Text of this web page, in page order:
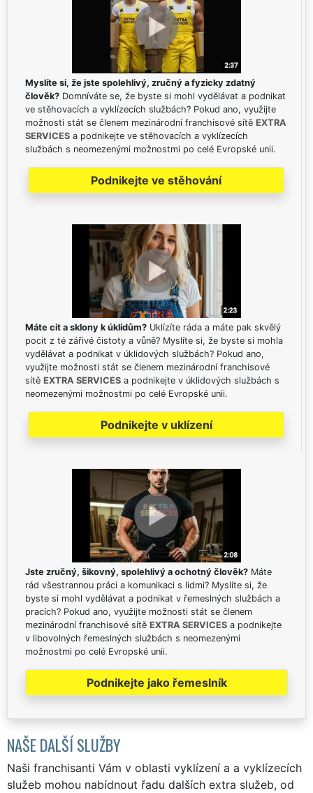
Myslíte si, že jste spolehlivý, zručný a fyzicky zdatný
člověk? Domníváte se, že byste si mohl vydělávat a podnikat
ve stěhovacích a vyklízecích službách? Pokud ano, využijte
možnosti stát se členem mezinárodní franchisové sítě EXTRA
SERVICES a podnikejte ve stěhovacích a vyklízecích
službách s neomezenými možnostmi po celé Evropské unii.
Podnikejte ve stěhování
Máte cit a sklony k úklidům? Uklízíte ráda a máte pak skvělý
pocit z té zářivé čistoty a vůně? Myslíte si, že byste si mohla
vydělávat a podnikat v úklidových službách? Pokud ano,
využijte možnosti stát se členem mezinárodní franchisové
sítě EXTRA SERVICES a podnikejte v úklidových službách s
neomezenými možnostmi po celé Evropské unii.
Podnikejte v uklízení
Jste zručný, šikovný, spolehlivý a ochotný člověk? Máte
rád všestrannou práci a komunikaci s lidmi? Myslíte si, že
byste si mohl vydělávat a podnikat v řemeslných službách a
pracích? Pokud ano, využijte možnosti stát se členem
mezinárodní franchisové sítě EXTRA SERVICES a podnikejte
v libovolných řemeslných službách s neomezenými
možnostmi po celé Evropské unii.
Podnikejte jako řemeslník
NAŠE DALŠÍ SLUŽBY
Naši franchisanti Vám v oblasti vyklízení a a vyklízecích
služeb mohou nabídnout řadu dalších extra služeb, od